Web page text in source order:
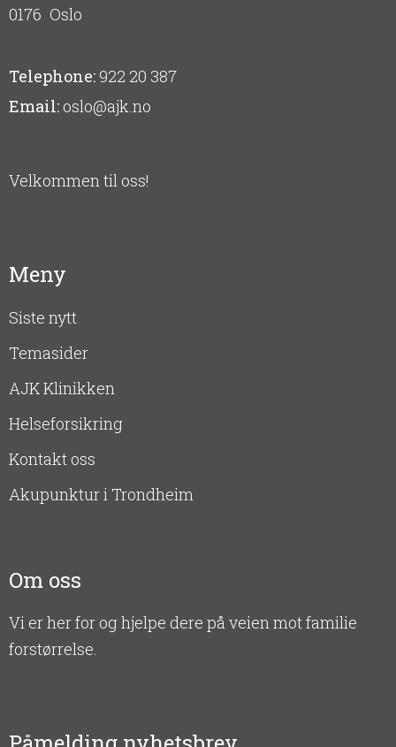
0176 Oslo
Telephone: 922 20 387
Email: oslo@ajk.no
Velkommen til oss!
Meny
Siste nytt
Temasider
AJK Klinikken
Helseforsikring
Kontakt oss
Akupunktur i Trondheim
Om oss
Vi er her for og hjelpe dere på veien mot familie
forstørrelse.